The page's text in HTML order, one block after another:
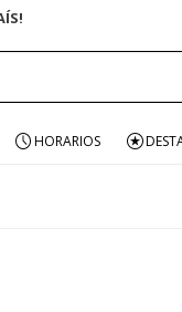
HORARIOS